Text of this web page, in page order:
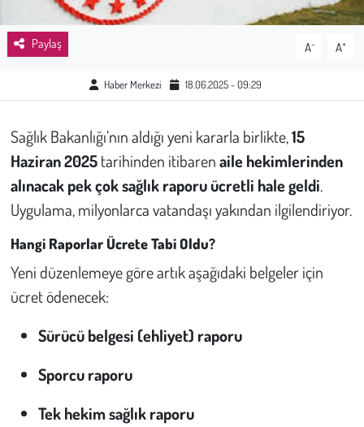
Paylaş A- A+
Haber Merkezi 18.06.2025 - 09:29
Sağlık Bakanlığı’nın aldığı yeni kararla birlikte,15
Haziran 2025tarihinden itibarenaile hekimlerinden
alınacak pek çok sağlık raporu ücretli hale geldi.
Uygulama, milyonlarca vatandaşı yakından ilgilendiriyor.
Hangi Raporlar Ücrete Tabi Oldu?
Yeni düzenlemeye göre artık aşağıdaki belgeler için
ücret ödenecek:
Sürücü belgesi (ehliyet) raporu
Sporcu raporu
Tek hekim sağlık raporu
Spor
Bilim - Teknoloji
İnsan Hakları
Hayvan Hakları
Çevre